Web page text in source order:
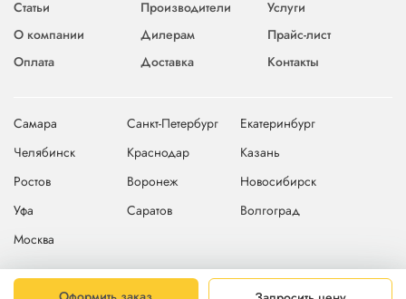
Статьи Производители
Услуги
О компании
Дилерам
Прайс-лист
Оплата
Доставка Контакты
Самара Санкт-Петербург
Екатеринбург
Челябинск
Краснодар
Казань
Ростов
Воронеж
Новосибирск
Уфа
Саратов
Волгоград
Москва
© 2004-2026 © Компания Starkraft Карта сайта